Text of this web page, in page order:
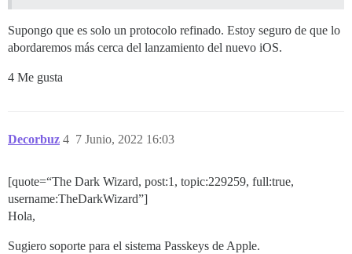
Supongo que es solo un protocolo refinado. Estoy seguro de que lo
abordaremos más cerca del lanzamiento del nuevo iOS.
4 Me gusta
Decorbuz 7 Junio, 2022 16:03
4
[quote=“The Dark Wizard, post:1, topic:229259, full:true,
username:TheDarkWizard”]
Hola,
Sugiero soporte para el sistema Passkeys de Apple.